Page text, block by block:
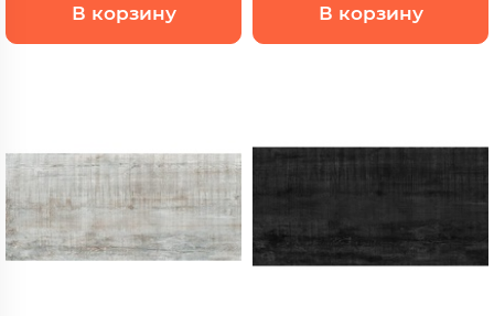
В корзину В корзину